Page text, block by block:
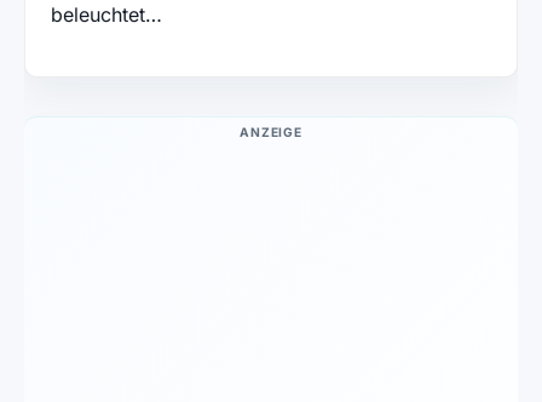
beleuchtet…
ANZEIGE